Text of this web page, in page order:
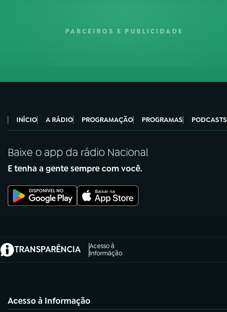
PARCEIROS E PUBLICIDADE
INÍCIO A RÁDIO PROGRAMAÇÃO PROGRAMAS PODCASTS
Baixe o app da rádio Nacional
E tenha a gente sempre com você.
TRANSPARÊNCIA
Acesso à
Informação
(abre em nova aba)
Acesso à Informação